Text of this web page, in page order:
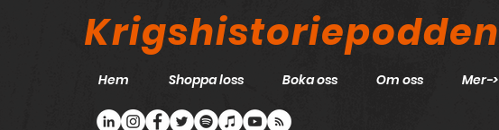
Krigshistoriepodden
Hem Shoppa loss Boka oss Om oss Mer->